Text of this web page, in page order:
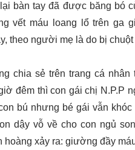
bàn tay đã được băng bó
vết máu loang lổ trên ga
theo người mẹ là do bị
chia sẻ trên trang cá
đêm thì con gái chị N.P.P
bú nhưng bé gái vẫn
dậy vỗ về cho con ngủ
hoàng xảy ra: giường đầy